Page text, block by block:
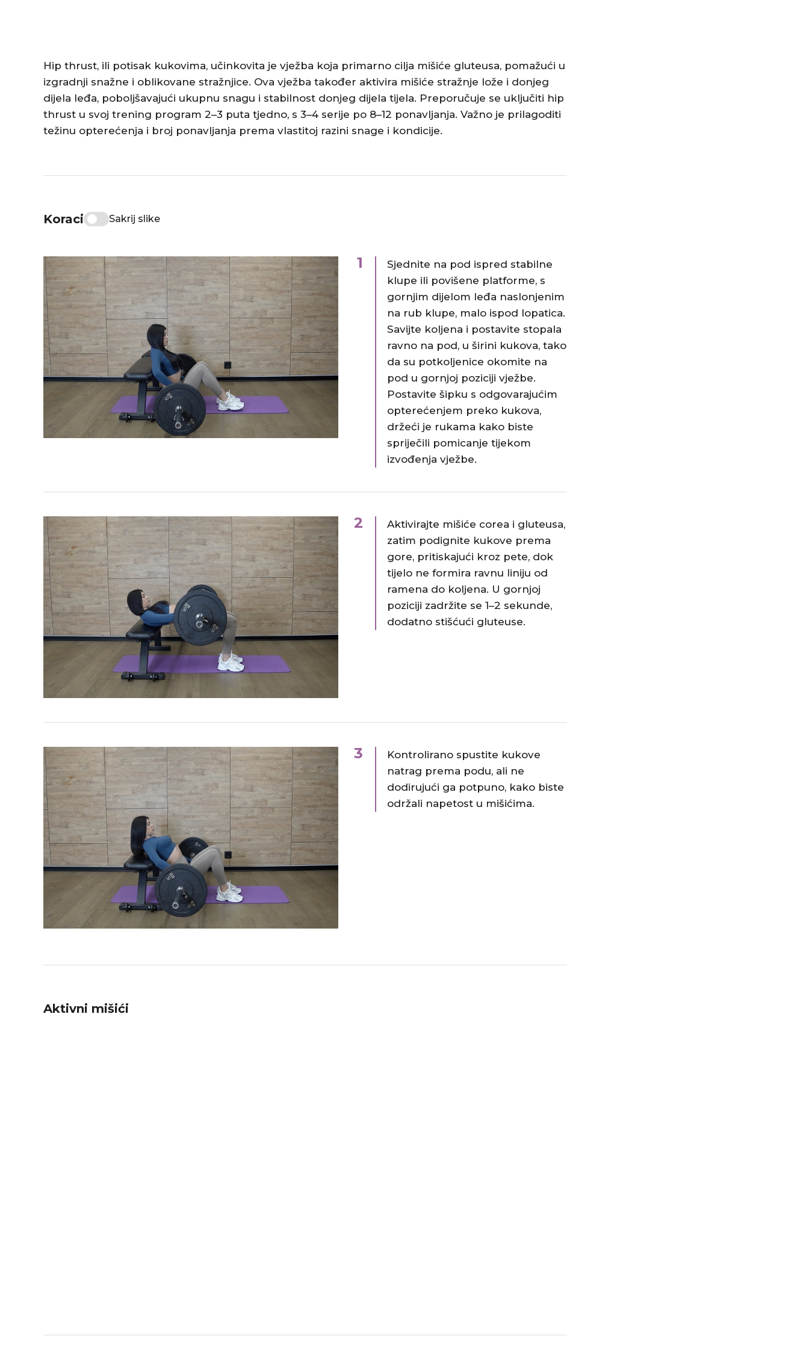
Hip thrust, ili potisak kukovima, učinkovita je vježba koja primarno cilja mišiće gluteusa, pomažući u
izgradnji snažne i oblikovane stražnjice. Ova vježba također aktivira mišiće stražnje lože i donjeg
dijela leđa, poboljšavajući ukupnu snagu i stabilnost donjeg dijela tijela. Preporučuje se uključiti hip
thrust u svoj trening program 2–3 puta tjedno, s 3–4 serije po 8–12 ponavljanja. Važno je prilagoditi
težinu opterećenja i broj ponavljanja prema vlastitoj razini snage i kondicije. ​
Koraci Sakrij slike
1
Sjednite na pod ispred stabilne
klupe ili povišene platforme, s
gornjim dijelom leđa naslonjenim
na rub klupe, malo ispod lopatica.
Savijte koljena i postavite stopala
ravno na pod, u širini kukova, tako
da su potkoljenice okomite na
pod u gornjoj poziciji vježbe.
Postavite šipku s odgovarajućim
opterećenjem preko kukova,
držeći je rukama kako biste
spriječili pomicanje tijekom
izvođenja vježbe.​
2
Aktivirajte mišiće corea i gluteusa,
zatim podignite kukove prema
gore, pritiskajući kroz pete, dok
tijelo ne formira ravnu liniju od
ramena do koljena. U gornjoj
poziciji zadržite se 1–2 sekunde,
dodatno stišćući gluteuse.
3
Kontrolirano spustite kukove
natrag prema podu, ali ne
dodirujući ga potpuno, kako biste
održali napetost u mišićima.​
Aktivni mišići